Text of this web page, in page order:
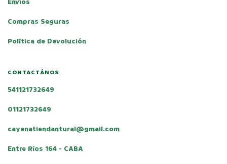
Compras Seguras
Política de Devolución
CONTACTÁNOS
541121732649
01121732649
cayenatiendantural@gmail.com
Entre Ríos 164 - CABA